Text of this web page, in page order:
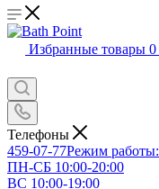
Избранные товары 0
Телефоны
459-07-77Режим работы:
ПН-СБ 10:00-20:00
ВС 10:00-19:00